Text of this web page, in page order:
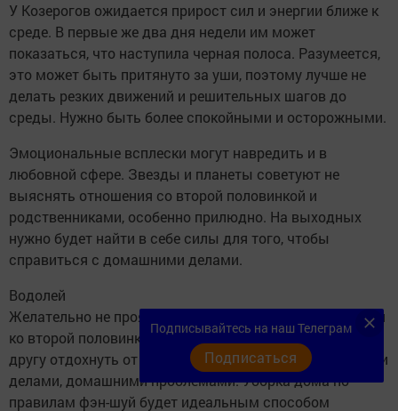
У Козерогов ожидается прирост сил и энергии ближе к
среде. В первые же два дня недели им может
показаться, что наступила черная полоса. Разумеется,
это может быть притянуто за уши, поэтому лучше не
делать резких движений и решительных шагов до
среды. Нужно быть более спокойными и осторожными.
Эмоциональные всплески могут навредить и в
любовной сфере. Звезды и планеты советуют не
выяснять отношения со второй половинкой и
родственниками, особенно прилюдно. На выходных
нужно будет найти в себе силы для того, чтобы
справиться с домашними делами.
Водолей
Желательно не проявлять слишком сильного внимания
ко второй половинке. На этой неделе нужно дать друг
другу отдохнуть от чувств и эмоций, заняться личными
делами, домашними проблемами. Уборка дома по
правилам фэн-шуй будет идеальным способом
Подписывайтесь на наш Телеграм
Подписаться